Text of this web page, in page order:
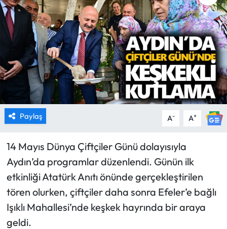
Paylaş A- A+
14 Mayıs Dünya Çiftçiler Günü dolayısıyla
Aydın’da programlar düzenlendi. Günün ilk
etkinliği Atatürk Anıtı önünde gerçekleştirilen
tören olurken, çiftçiler daha sonra Efeler’e bağlı
Işıklı Mahallesi’nde keşkek hayrında bir araya
geldi.
SİYASET
SPOR
TARIM
TURİZM
RESMİ İLANLAR
HABER İLAN